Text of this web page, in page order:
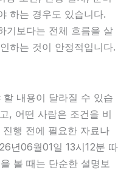
하는 경우도 있습니다.
기보다는 전체 흐름을 살
하는 것이 안정적입니다.
내용이 달라질 수 있습
, 어떤 사람은 조건을 비
행 전에 필요한 자료나
년06월01일 13시12분 따
볼 때는 단순한 설명보